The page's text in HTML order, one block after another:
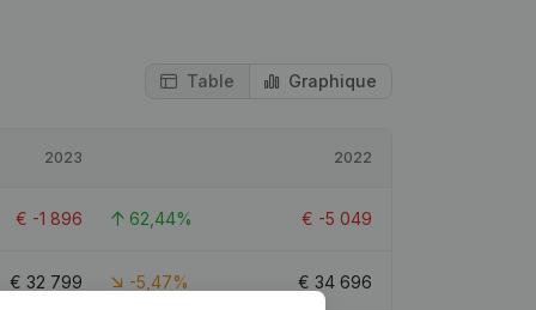
Table Graphique
2023 2022
€ -1 896 62,44% € -5 049
€ 32 799 -5,47% € 34 696